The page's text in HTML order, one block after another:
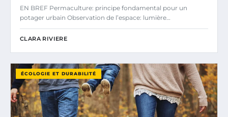
EN BREF Permaculture: principe fondamental pour un
potager urbain Observation de l’espace: lumière…
CLARA RIVIERE
ÉCOLOGIE ET DURABILITÉ